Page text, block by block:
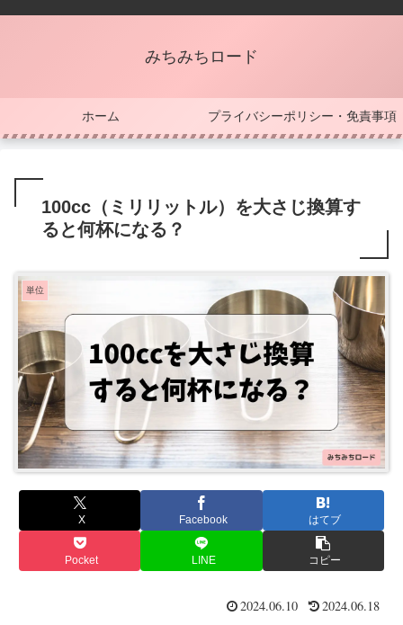
みちみちロード
ホーム プライバシーポリシー・免責事項
100cc（ミリリットル）を大さじ換算す
ると何杯になる？
単位
X Facebook はてブ
Pocket LINE コピー
2024.06.10 2024.06.18